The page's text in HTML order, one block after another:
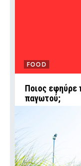
FOOD
Ποιος εφηύρε
παγωτού;